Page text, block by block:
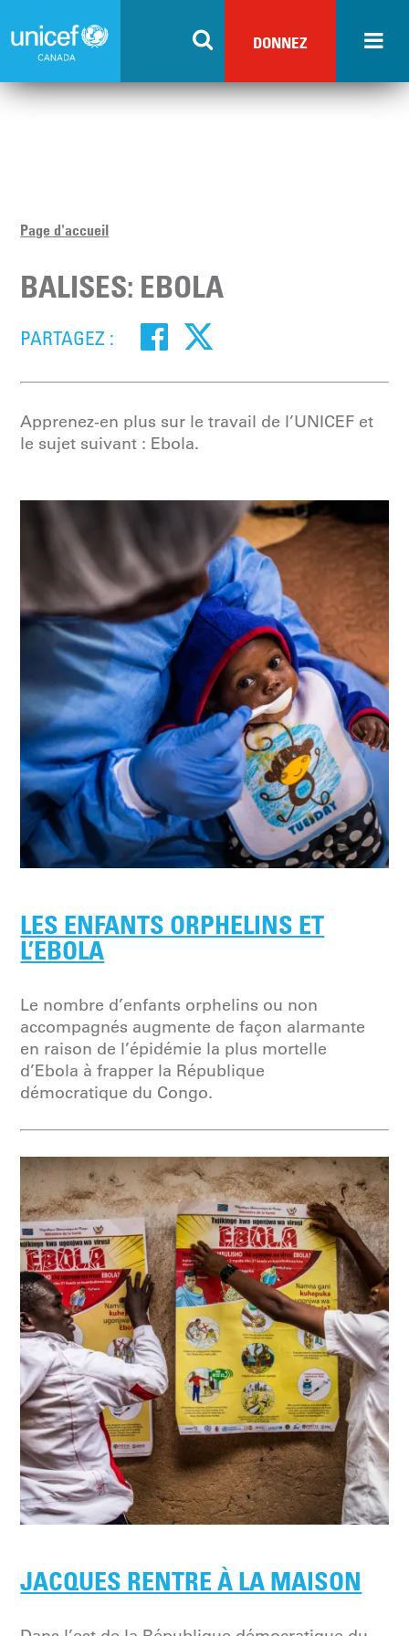
to
content
DONNEZ
Page d'accueil
BALISES: EBOLA
PARTAGEZ :
Apprenez-en plus sur le travail de l’UNICEF et
le sujet suivant : Ebola.
LES ENFANTS ORPHELINS ET
L’EBOLA
Le nombre d’enfants orphelins ou non
accompagnés augmente de façon alarmante
en raison de l’épidémie la plus mortelle
d’Ebola à frapper la République
démocratique du Congo.
JACQUES RENTRE À LA MAISON